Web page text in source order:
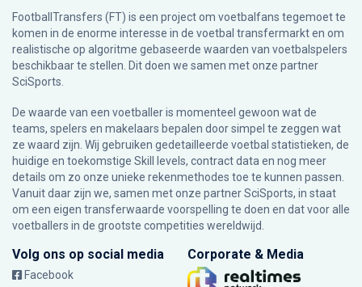
FootballTransfers (FT) is een project om voetbalfans tegemoet te
komen in de enorme interesse in de voetbal transfermarkt en om
realistische op algoritme gebaseerde waarden van voetbalspelers
beschikbaar te stellen. Dit doen we samen met onze partner
SciSports
De waarde van een voetballer is momenteel gewoon wat de
teams, spelers en makelaars bepalen door simpel te zeggen wat
ze waard zijn. Wij gebruiken gedetailleerde voetbal statistieken, de
huidige en toekomstige Skill levels, contract data en nog meer
details om zo onze unieke rekenmethodes toe te kunnen passen.
Vanuit daar zijn we, samen met onze partner SciSports, in staat
om een eigen transferwaarde voorspelling te doen en dat voor alle
voetballers in de grootste competities wereldwijd.
Volg ons op social media
Facebook
Corporate & Media